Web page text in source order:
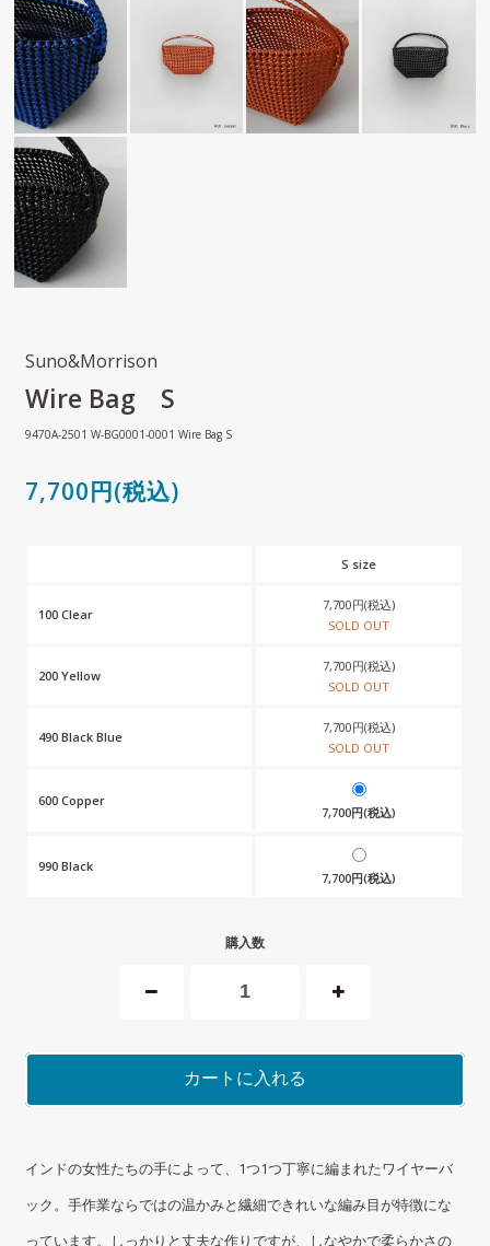
Suno&Morrison
Wire Bag S
9470A-2501 W-BG0001-0001 Wire Bag S
7,700円(税込)
S size
100 Clear
7,700円(税込)
SOLD OUT
200 Yellow
7,700円(税込)
SOLD OUT
490 Black Blue
7,700円(税込)
SOLD OUT
600 Copper
7,700円(税込)
990 Black
7,700円(税込)
購入数
カートに入れる
インドの女性たちの手によって、1つ1つ丁寧に編まれたワイヤーバ
ック。手作業ならではの温かみと繊細できれいな編み目が特徴にな
っています。しっかりと丈夫な作りですが、しなやかで柔らかさの